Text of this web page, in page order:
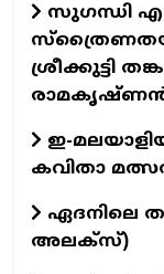
സുഗന്ധി
ശ്രീക്കുട്ടി
ഇ-
കവിതാ
ഏദനിലെ
അലക്‌സ്)